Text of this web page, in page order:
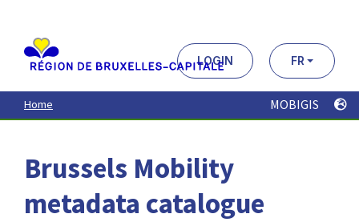
contenu
principal
LOGIN FR
Home MOBIGIS
Brussels Mobility
metadata catalogue